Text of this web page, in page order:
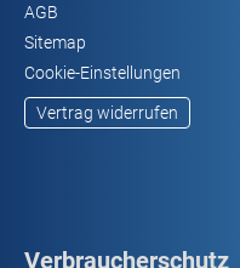
AGB
Sitemap
Cookie-Einstellungen
Vertrag widerrufen
Verbraucherschutz